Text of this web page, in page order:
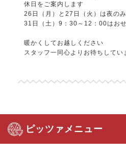
休日をご案内します
26日（月）と27日（火）は夜の
31日（土）9：30～12：00はお
暖かくしてお越しください
スタッフ一同心よりお待ちしてい
ピッツァメニュー